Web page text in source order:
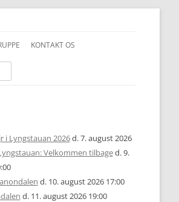
FOTOS OG COPYRIGHT
KONTAKT OS
i Lyngstauan 2026d. 7. august 2026
Velkommen tilbaged. 9.
d. 10. august 2026 17:00
d. 11. august 2026 19:00